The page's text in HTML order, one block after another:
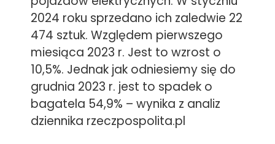
2024 roku sprzedano ich zaledwie 22
474 sztuk. Względem pierwszego
miesiąca 2023 r. Jest to wzrost o
10,5%. Jednak jak odniesiemy się do
grudnia 2023 r. jest to spadek o
bagatela 54,9% – wynika z analiz
dziennika rzeczpospolita.pl